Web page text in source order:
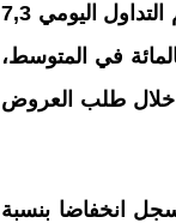
وفي ما يتعلق بالسوق البنكية، يضيف المصدر نفسه، بلغ متوسط حجم التداول اليومي 7,3
درهم، واستقر المعدل البنكي خلال هذه الفترة عند نسبة 1,50 بالمائة في المتوسط،
5,34 مليار درهم على شكل تسبيقات لمدة 7 أيام خلال طلب العروض
انخفاضا بنسبة